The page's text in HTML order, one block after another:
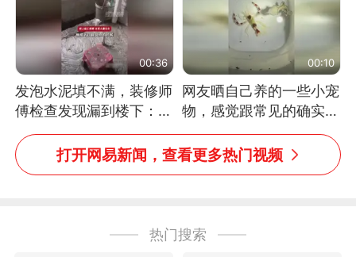
00:36
发泡水泥填不满，装修师
傅检查发现漏到楼下：出
风口未延伸到外墙
00:10
网友晒自己养的一些小宠
物，感觉跟常见的确实有
些不一样
打开网易新闻，查看更多热门视频
热门搜索